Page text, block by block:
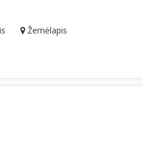
Žemėlapis